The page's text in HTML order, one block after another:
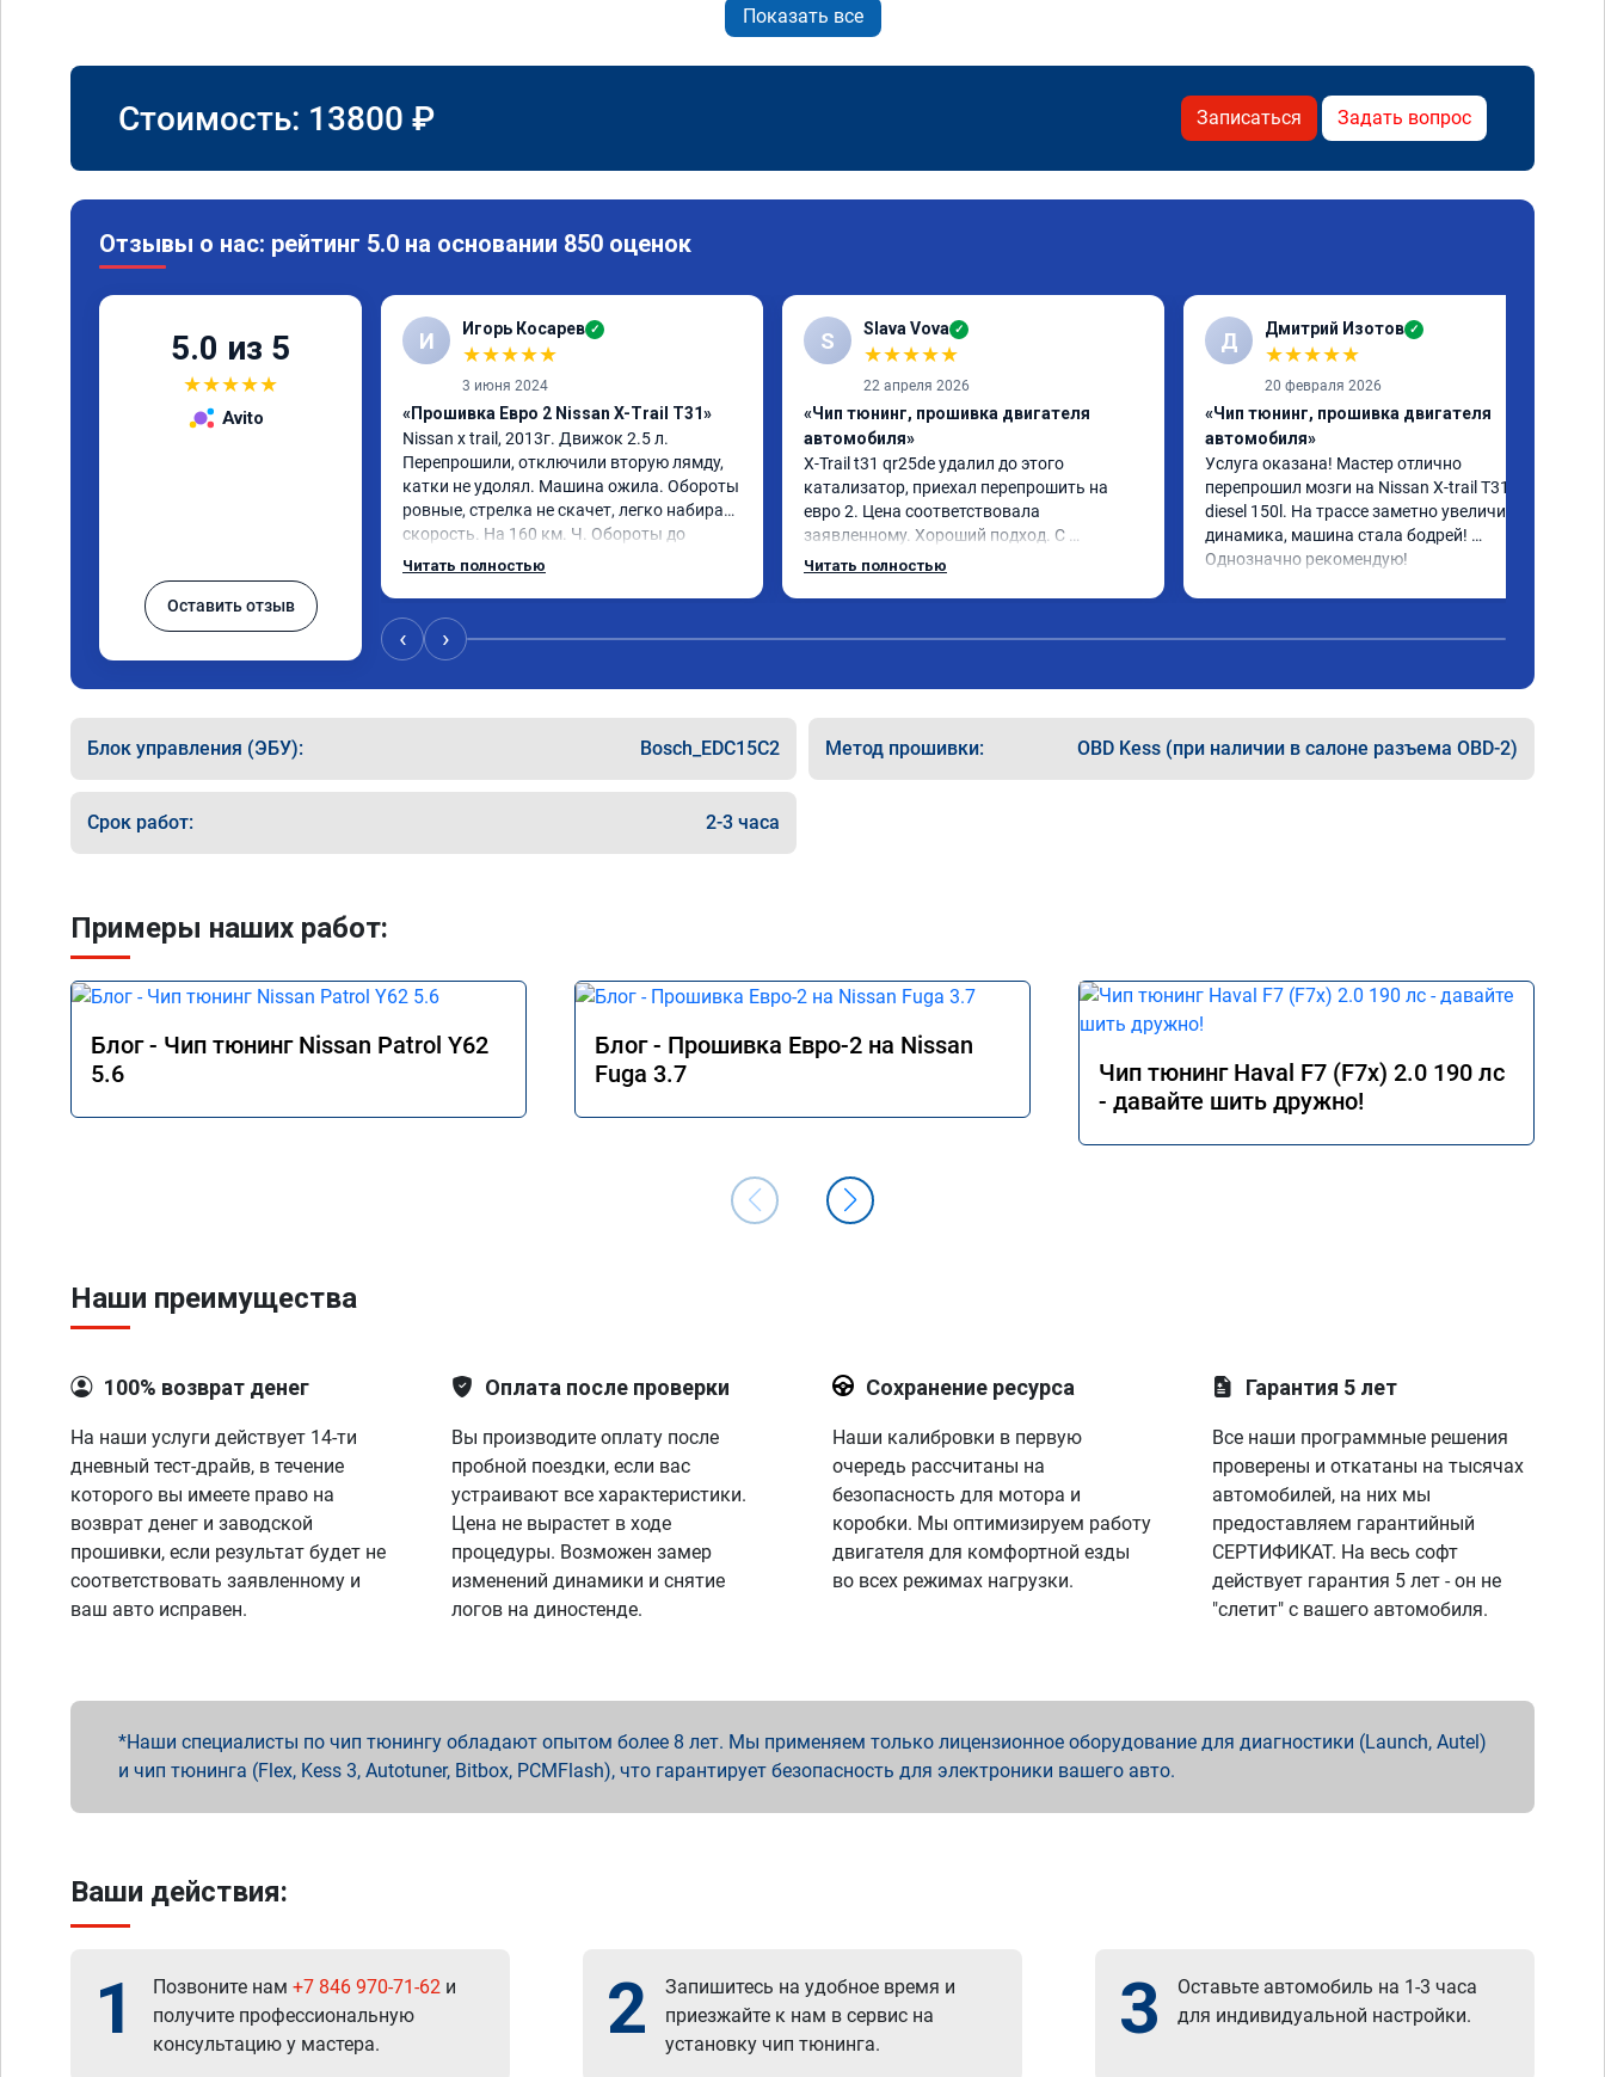
Показать все
Стоимость: 13800 ₽ Записаться Задать вопрос
Отзывы о нас: рейтинг 5.0 на основании 850 оценок
5.0 из 5
★★★★★
Avito
Оставить отзыв
И Игорь Косарев ✓
★★★★★
3 июня 2024
«Прошивка Евро 2 Nissan X-Trail T31»
Nissan x trаil, 2013г. Движок 2.5 л.
Перепрошили, отключили вторую лямду,
катки не удолял. Машина ожила. Обороты
ровные, стрелка не скачет, легко набирает
скорость. На 160 км. Ч. Обороты до
3000.расход тот-же без изменения 12л.
Читать полностью
S Slava Vova ✓
★★★★★
22 апреля 2026
«Чип тюнинг, прошивка двигателя
автомобиля»
X-Trail t31 qr25de удалил до этого
катализатор, приехал перепрошить на
евро 2. Цена соответствовала
заявленному. Хороший подход. С
уважением общались. Благодарю за
Читать полностью
Д Дмитрий Изотов ✓
★★★★★
20 февраля 2026
«Чип тюнинг, прошивка двигателя
автомобиля»
Услуга оказана! Мастер отлично
перепрошил мозги на Nissan X-trail T31
diesel 150l. На трассе заметно увеличилась
динамика, машина стала бодрей!
Однозначно рекомендую!
‹ ›
Блок управления (ЭБУ): Bosch_EDC15C2 Метод прошивки: OBD Kess (при наличии в салоне разъема OBD-2)
Срок работ: 2-3 часа
Примеры наших работ:
Блог - Чип тюнинг Nissan Patrol Y62
5.6
Блог - Прошивка Евро-2 на Nissan
Fuga 3.7
Чип тюнинг Haval F7 (F7x) 2.0 190 лс
- давайте шить дружно!
Наши преимущества
100% возврат денег
На наши услуги действует 14-ти
дневный тест-драйв, в течение
которого вы имеете право на
возврат денег и заводской
прошивки, если результат будет не
соответствовать заявленному и
ваш авто исправен.
Оплата после проверки
Вы производите оплату после
пробной поездки, если вас
устраивают все характеристики.
Цена не вырастет в ходе
процедуры. Возможен замер
изменений динамики и снятие
логов на диностенде.
Сохранение ресурса
Наши калибровки в первую
очередь рассчитаны на
безопасность для мотора и
коробки. Мы оптимизируем работу
двигателя для комфортной езды
во всех режимах нагрузки.
Гарантия 5 лет
Все наши программные решения
проверены и откатаны на тысячах
автомобилей, на них мы
предоставляем гарантийный
СЕРТИФИКАТ. На весь софт
действует гарантия 5 лет - он не
"слетит" с вашего автомобиля.
Наши специалисты по чип тюнингу обладают опытом более 8 лет. Мы применяем только лицензионное оборудование для диагностики (Launch, Autel)
и чип тюнинга (Flex, Kess 3, Autotuner, Bitbox, PCMFlash), что гарантирует безопасность для электроники вашего авто.
Ваши действия:
1 Позвоните нам +7 846 970-71-62 и
получите профессиональную
консультацию у мастера.
2
Запишитесь на удобное время и
приезжайте к нам в сервис на
установку чип тюнинга.
3
Оставьте автомобиль на 1-3 часа
для индивидуальной настройки.